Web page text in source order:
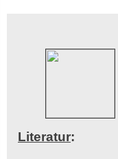
Literatur: